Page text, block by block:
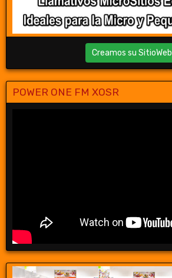
Creamos su SitioWeb
POWER ONE FM XOSR